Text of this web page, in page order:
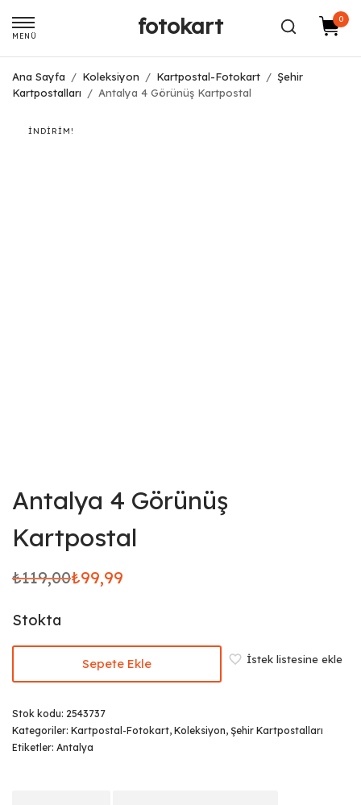
MENÜ fotokart 0
Ana Sayfa / Koleksiyon / Kartpostal-Fotokart / Şehir
Kartpostalları
/ Antalya 4 Görünüş Kartpostal
İNDIRIM!
Antalya 4 Görünüş
Kartpostal
₺119,00
Orijinal
₺119,00.
₺99,99
Şu
fiyat:
₺99,99.
Stokta
Sepete Ekle İstek listesine ekle
Stok kodu: 2543737
Kategoriler: Kartpostal-Fotokart, Koleksiyon, Şehir Kartpostalları
Etiketler: Antalya